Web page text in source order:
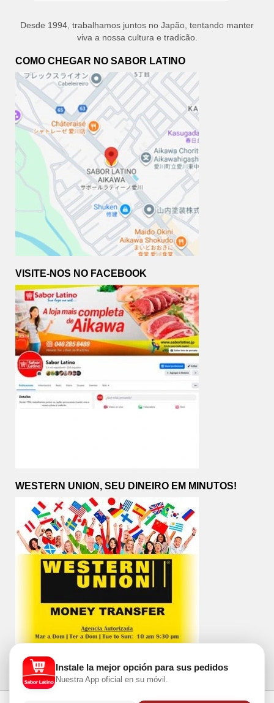
Desde 1994, trabalhamos juntos no Japão, tentando manter
viva a nossa cultura e tradicão.
COMO CHEGAR NO SABOR LATINO
VISITE-NOS NO FACEBOOK
WESTERN UNION, SEU DINEIRO EM MINUTOS!
Instale la mejor opción para sus pedidos
Nuestra App oficial en su móvil.